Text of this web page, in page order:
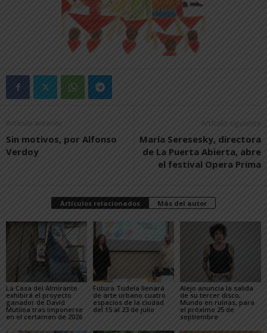
Artículo anterior
Sin motivos, por Alfonso
Verdoy
Artículo siguiente
María Seresesky, directora
de La Puerta Abierta, abre
el festival Opera Prima
Artículos relacionados Más del autor
La Casa del Almirante
exhibirá el proyecto
ganador de David
Mutiloa tras imponerse
en el certamen de 2026
Futura Tudela llenará
de arte urbano cuatro
espacios de la ciudad
del 15 al 23 de julio
Alejo anuncia la salida
de su tercer disco,
Mundo en ruinas, para
el próximo 25 de
septiembre